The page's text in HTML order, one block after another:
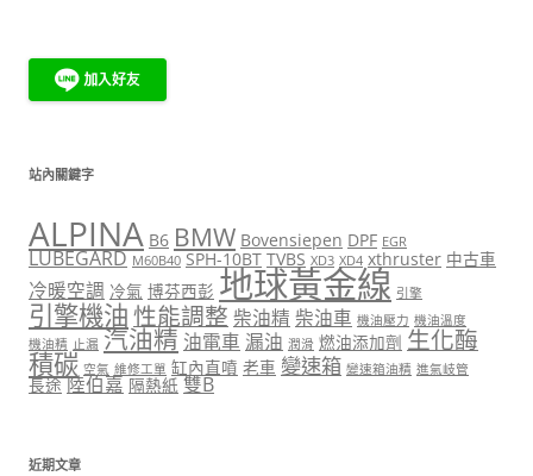
站內關鍵字
ALPINA B6 BMW Bovensiepen DPF EGR
LUBEGARD M60B40 SPH-10BT TVBS XD3 XD4 xthruster 中古車
冷暖空調 冷氣 博芬西彭 地球黃金線 引擎
引擎機油性能調整 柴油精 柴油車 機油壓力 機油溫度
機油精 止漏 汽油精 油電車 漏油 潤滑 燃油添加劑 生化酶
積碳 空氣 維修工單 缸內直噴 老車 變速箱 變速箱油精 進氣岐管
長途 陸伯嘉 隔熱紙 雙B
近期文章